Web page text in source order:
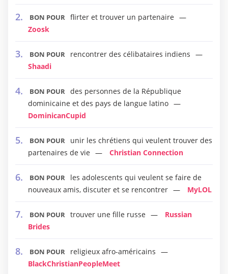
BON POUR flirter et trouver un partenaire
Zoosk
BON POUR
rencontrer des célibataires indiens
Shaadi
BON POUR des personnes de la République
dominicaine et des pays de langue latino
DominicanCupid
BON POUR
unir les chrétiens qui veulent trouver des
partenaires de vie
Christian Connection
BON POUR
les adolescents qui veulent se faire de
nouveaux amis, discuter et se rencontrer
MyLOL
BON POUR trouver une fille russe
Russian
Brides
BON POUR
religieux afro-américains
BlackChristianPeopleMeet